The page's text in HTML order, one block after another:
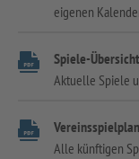
eigenen
Spiele-Übersicht
Aktuelle Spiele
Vereinsspielplan
Alle künftigen